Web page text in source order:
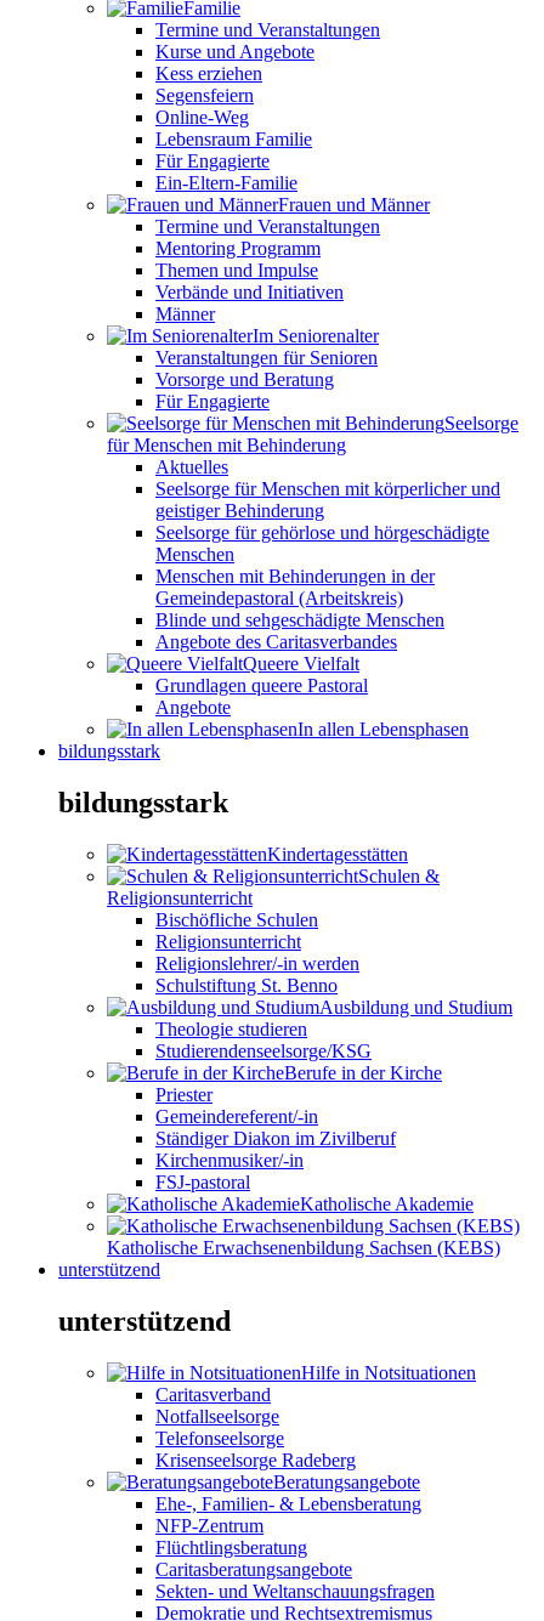
Familie
Termine und Veranstaltungen
Kurse und Angebote
Kess erziehen
Segensfeiern
Online-Weg
Lebensraum Familie
Für Engagierte
Ein-Eltern-Familie
Frauen und Männer
Termine und Veranstaltungen
Mentoring Programm
Themen und Impulse
Verbände und Initiativen
Männer
Im Seniorenalter
Veranstaltungen für Senioren
Vorsorge und Beratung
Für Engagierte
Seelsorge
für Menschen mit Behinderung
Aktuelles
Seelsorge für Menschen mit körperlicher und
geistiger Behinderung
Seelsorge für gehörlose und hörgeschädigte
Menschen
Menschen mit Behinderungen in der
Gemeindepastoral (Arbeitskreis)
Blinde und sehgeschädigte Menschen
Angebote des Caritasverbandes
Queere Vielfalt
Grundlagen queere Pastoral
Angebote
In allen Lebensphasen
bildungsstark
bildungsstark
Kindertagesstätten
Schulen &
Religionsunterricht
Bischöfliche Schulen
Religionsunterricht
Religionslehrer/-in werden
Schulstiftung St. Benno
Ausbildung und Studium
Theologie studieren
Studierendenseelsorge/KSG
Berufe in der Kirche
Priester
Gemeindereferent/-in
Ständiger Diakon im Zivilberuf
Kirchenmusiker/-in
FSJ-pastoral
Katholische Akademie
Katholische Erwachsenenbildung Sachsen (KEBS)
unterstützend
unterstützend
Hilfe in Notsituationen
Caritasverband
Notfallseelsorge
Telefonseelsorge
Krisenseelsorge Radeberg
Beratungsangebote
Ehe-, Familien- & Lebensberatung
NFP-Zentrum
Flüchtlingsberatung
Caritasberatungsangebote
Sekten- und Weltanschauungsfragen
Demokratie und Rechtsextremismus